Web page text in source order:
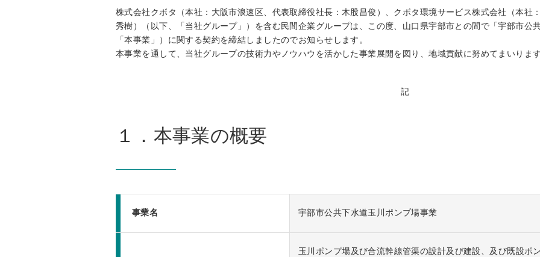
株式会社クボタ（本社：大阪市浪速区、代表取締役社長：木股昌俊）、クボタ環境サービス株式会社（本社
秀樹）（以下、「当社グループ」）を含む民間企業グループは、この度、山口県宇部市との間で「宇部市公
「本事業」）に関する契約を締結しましたのでお知らせします。
本事業を通して、当社グループの技術力やノウハウを活かした事業展開を図り、地域貢献に努めてまいりま
記
１．本事業の概要
事業名 宇部市公共下水道玉川ポンプ場事業
玉川ポンプ場及び合流幹線管渠の設計及び建設、及び既設ポ